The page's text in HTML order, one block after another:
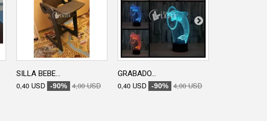
SILLA BEBE...
0,40 USD -90% 4,00 USD
GRABADO...
0,40 USD -90% 4,00 USD